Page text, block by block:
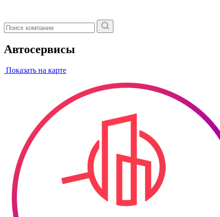
Автосервисы
Показать на карте